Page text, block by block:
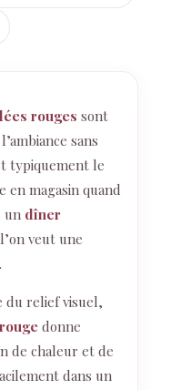
rouges sont
sans
typiquement le
en magasin quand
un dîner
veut une
du relief visuel,
donne
de chaleur et de
dans un